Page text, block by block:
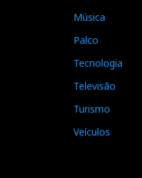
Música
Palco
Tecnologia
Televisão
Turismo
Veículos